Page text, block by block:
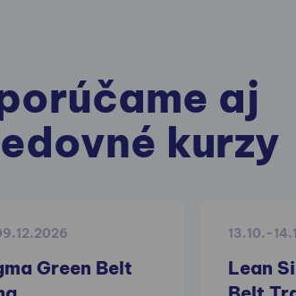
aj
kurzy
Green Belt
13.10.-
Lean